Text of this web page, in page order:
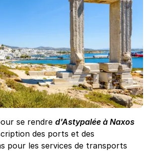
se rendre d'Astypalée à Naxos
des ports et des
pour les services de transports